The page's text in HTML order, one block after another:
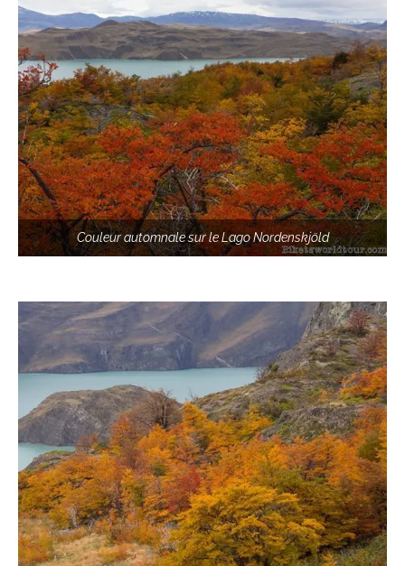
Couleur automnale sur le Lago Nordenskjöld